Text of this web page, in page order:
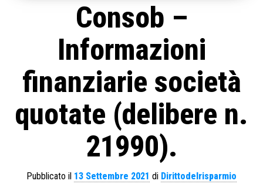
Consob –
Informazioni
finanziarie società
quotate (delibere n.
21990).
Pubblicato il 13 Settembre 2021 di Dirittodelrisparmio